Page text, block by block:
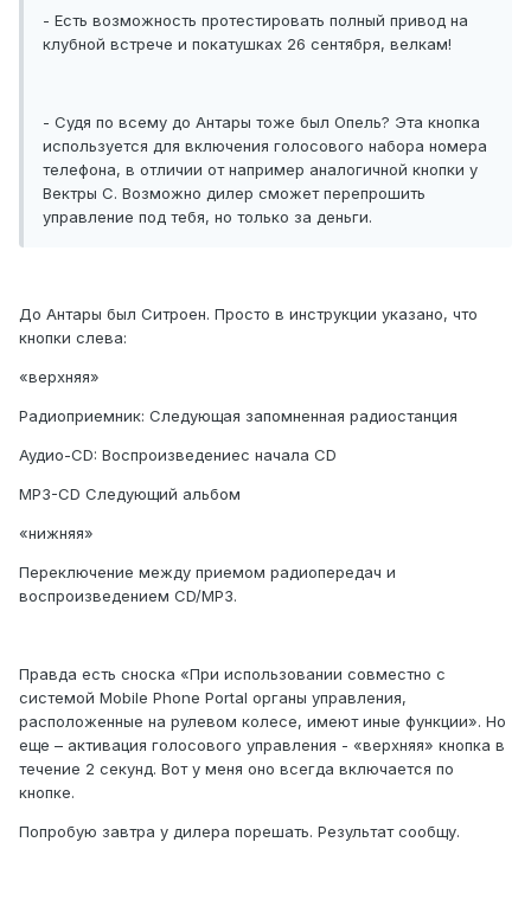
- Есть возможность протестировать полный привод на
клубной встрече и покатушках 26 сентября, велкам!
- Судя по всему до Антары тоже был Опель? Эта кнопка
используется для включения голосового набора номера
телефона, в отличии от например аналогичной кнопки у
Вектры С. Возможно дилер сможет перепрошить
управление под тебя, но только за деньги.
До Антары был Ситроен. Просто в инструкции указано, что
кнопки слева:
«верхняя»
Радиоприемник: Следующая запомненная радиостанция
Аудио-CD: Воспроизведениес начала CD
MP3-CD Следующий альбом
«нижняя»
Переключение между приемом радиопередач и
воспроизведением CD/MP3.
Правда есть сноска «При использовании совместно с
системой Mobile Phone Portal органы управления,
расположенные на рулевом колесе, имеют иные функции». Но
еще – активация голосового управления - «верхняя» кнопка в
течение 2 секунд. Вот у меня оно всегда включается по
кнопке.
Попробую завтра у дилера порешать. Результат сообщу.